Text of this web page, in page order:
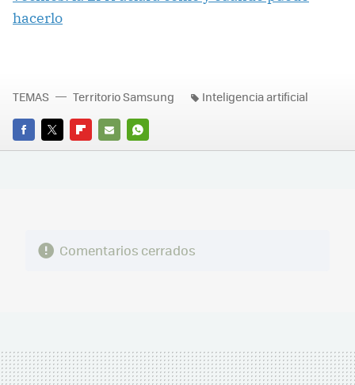
hacerlo
FACEBOOK
TWITTERFLIPBOARD
E-
WHATSAPP
TEMAS Territorio Samsung Inteligencia artificial
Comentarios cerrados